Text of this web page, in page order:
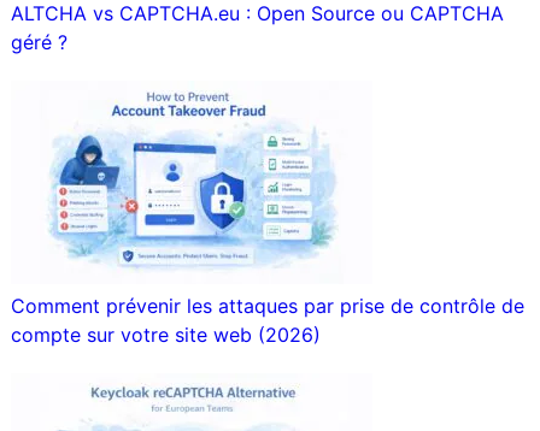
ALTCHA vs CAPTCHA.eu : Open Source ou CAPTCHA
géré ?
Comment prévenir les attaques par prise de contrôle de
compte sur votre site web (2026)